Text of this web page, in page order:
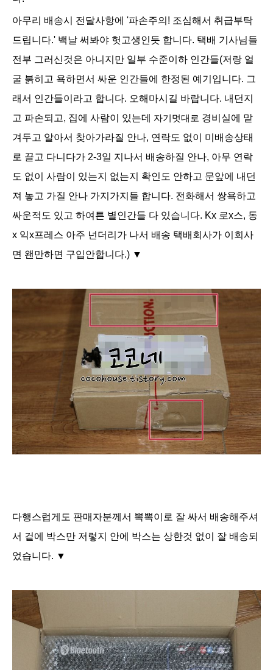
아무리 배송시 전달사항에 '파손주의! 조심해서 취급부탁
드립니다.' 백날 써봐야 헛고생인듯 합니다. 택배 기사님들
전부 그러신것은 아니지만 일부 수준이하 인간들(저랑 얼
굴 붉히고 욕하면서 싸운 인간들에 한정된 예기입니다. 그
래서 인간들이라고 합니다. 오해마시길 바랍니다. 내던지
고 파손되고, 집에 사람이 있는데 자기멋대로 경비실에 맡
겨두고 알아서 찾아가라질 안나, 연락도 없이 미배송상태
로 끌고 다니다가 2-3일 지나서 배송하질 안나, 아무 연락
도 없이 사람이 있는지 없는지 확인도 안하고 문앞에 내던
져 놓고 가질 안나 가지가지들 합니다. 전화해서 쌍욕하고
싸운적도 있고 하여튼 별인간들 다 있습니다. Kx 로x스, 동
x 익x프레스 아주 넌더리가 나서 배송 택배회사가 이회사
면 왠만하면 구입안합니다.) ▼
다행스럽게도 판매자분께서 뽁뽁이로 잘 싸서 배송해주셔
서 겉에 박스만 저렇지 안에 박스는 상한것 없이 잘 배송되
었습니다. ▼